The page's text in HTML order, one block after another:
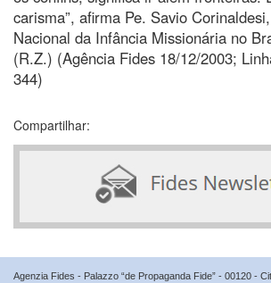
carisma”, afirma Pe. Savio
Nacional da Infância Missionária no
(R.Z.) (Agência Fides 18/12/2003;
344)
Compartilhar:
Agenzia Fides - Palazzo “de Propaganda Fide” - 00120 -